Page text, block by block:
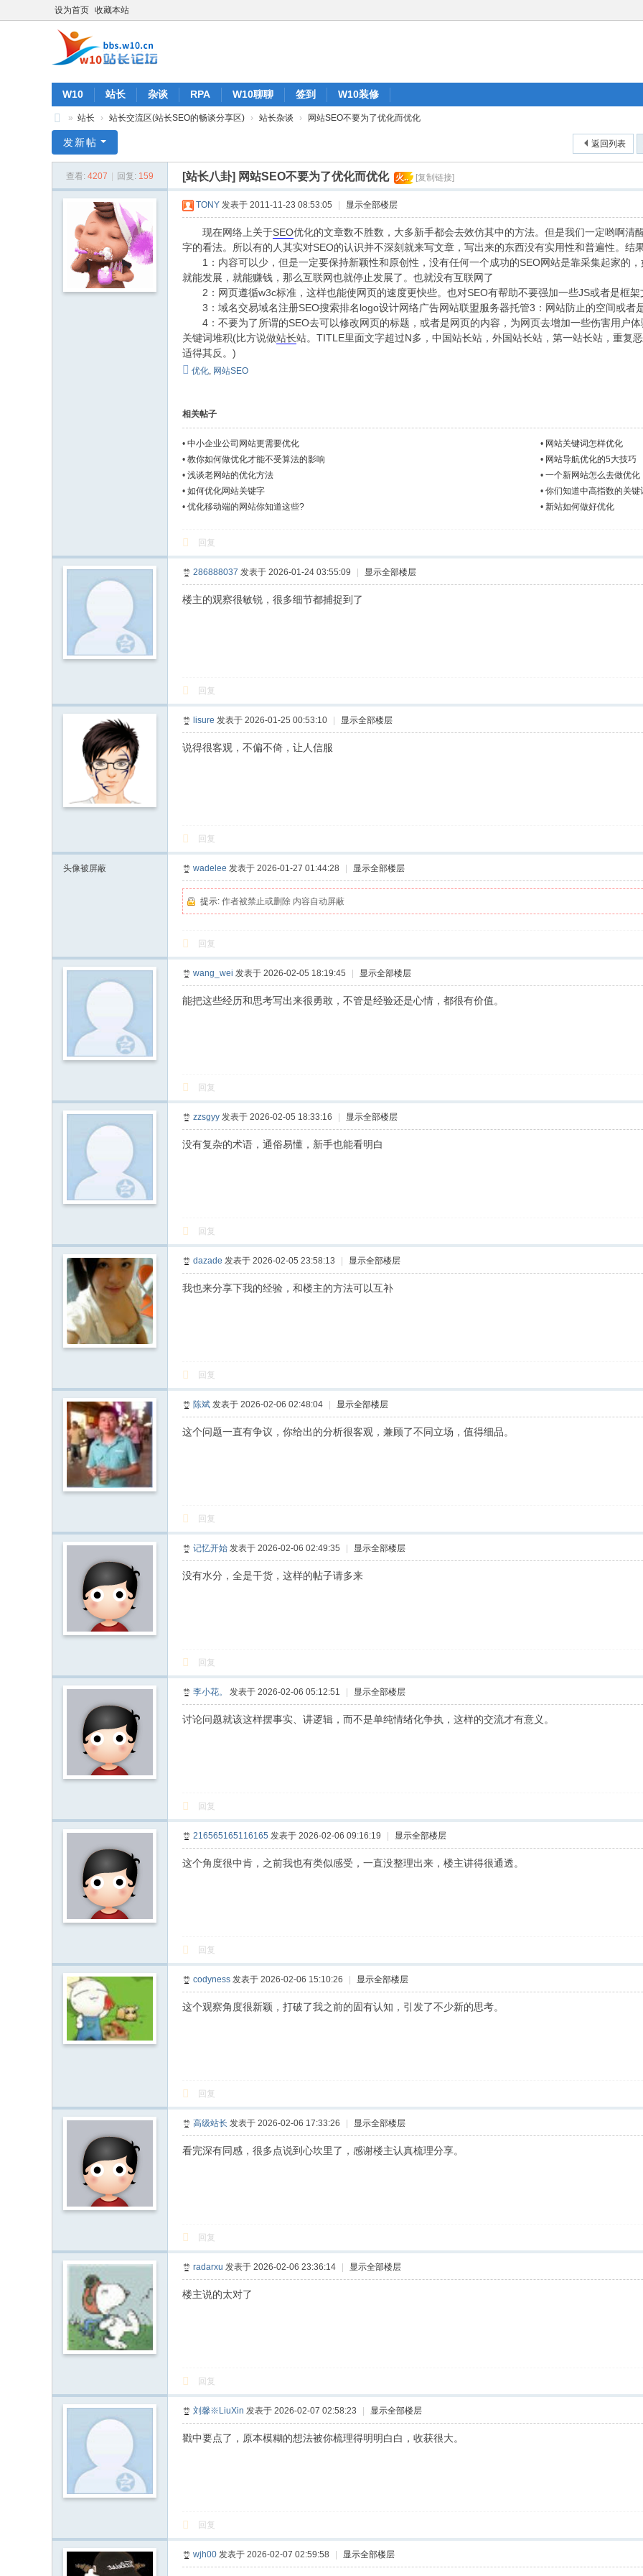
设为首页 收藏本站
W10 站长 杂谈 RPA W10聊聊 签到 W10装修
10
» 站长 › 站长交流区(站长SEO的畅谈分享区) › 站长杂谈 › 网站SEO不要为了优化而优化
返回列表
发新帖
查看: 4207 回复: 159 [站长八卦] 网站SEO不要为了优化而优化 火.. [复制链接]
TONY 发表于 2011-11-23 08:53:05 显示全部楼层
现在网络上关于SEO优化的文章数不胜数，大多新手都会去效仿其中的方法。但是我们一定哟啊清
字的看法。所以有的人其实对SEO的认识并不深刻就来写文章，写出来的东西没有实用性和普遍性。结
1：内容可以少，但是一定要保持新颖性和原创性，没有任何一个成功的SEO网站是靠采集起家的
就能发展，就能赚钱，那么互联网也就停止发展了。也就没有互联网了
2：网页遵循w3c标准，这样也能使网页的速度更快些。也对SEO有帮助不要强加一些JS或者是框架
3：域名交易域名注册SEO搜索排名logo设计网络广告网站联盟服务器托管3：网站防止的空间或者
4：不要为了所谓的SEO去可以修改网页的标题，或者是网页的内容，为网页去增加一些伤害用户体
关键词堆积(比方说做站长站。TITLE里面文字超过N多，中国站长站，外国站长站，第一站长站，重复
适得其反。)
优化, 网站SEO
相关帖子
• 中小企业公司网站更需要优化 • 网站关键词怎样优化
• 教你如何做优化才能不受算法的影响 • 网站导航优化的5大技巧
• 浅谈老网站的优化方法 • 一个新网站怎么去做优化
• 如何优化网站关键字 • 你们知道中高指数的关键
• 优化移动端的网站你知道这些? • 新站如何做好优化
回复
286888037 发表于 2026-01-24 03:55:09 显示全部楼层
楼主的观察很敏锐，很多细节都捕捉到了
回复
lisure 发表于 2026-01-25 00:53:10 显示全部楼层
说得很客观，不偏不倚，让人信服
回复
头像被屏蔽 wadelee 发表于 2026-01-27 01:44:28 显示全部楼层
提示: 作者被禁止或删除 内容自动屏蔽
回复
wang_wei 发表于 2026-02-05 18:19:45 显示全部楼层
能把这些经历和思考写出来很勇敢，不管是经验还是心情，都很有价值。
回复
zzsgyy 发表于 2026-02-05 18:33:16 显示全部楼层
没有复杂的术语，通俗易懂，新手也能看明白
回复
dazade 发表于 2026-02-05 23:58:13 显示全部楼层
我也来分享下我的经验，和楼主的方法可以互补
回复
陈斌 发表于 2026-02-06 02:48:04 显示全部楼层
这个问题一直有争议，你给出的分析很客观，兼顾了不同立场，值得细品。
回复
记忆开始 发表于 2026-02-06 02:49:35 显示全部楼层
没有水分，全是干货，这样的帖子请多来
回复
李小花。 发表于 2026-02-06 05:12:51 显示全部楼层
讨论问题就该这样摆事实、讲逻辑，而不是单纯情绪化争执，这样的交流才有意义。
回复
216565165116165 发表于 2026-02-06 09:16:19 显示全部楼层
这个角度很中肯，之前我也有类似感受，一直没整理出来，楼主讲得很通透。
回复
codyness 发表于 2026-02-06 15:10:26 显示全部楼层
这个观察角度很新颖，打破了我之前的固有认知，引发了不少新的思考。
回复
高级站长 发表于 2026-02-06 17:33:26 显示全部楼层
看完深有同感，很多点说到心坎里了，感谢楼主认真梳理分享。
回复
radarxu 发表于 2026-02-06 23:36:14 显示全部楼层
楼主说的太对了
回复
刘馨※LiuXin 发表于 2026-02-07 02:58:23 显示全部楼层
戳中要点了，原本模糊的想法被你梳理得明明白白，收获很大。
回复
wjh00 发表于 2026-02-07 02:59:58 显示全部楼层